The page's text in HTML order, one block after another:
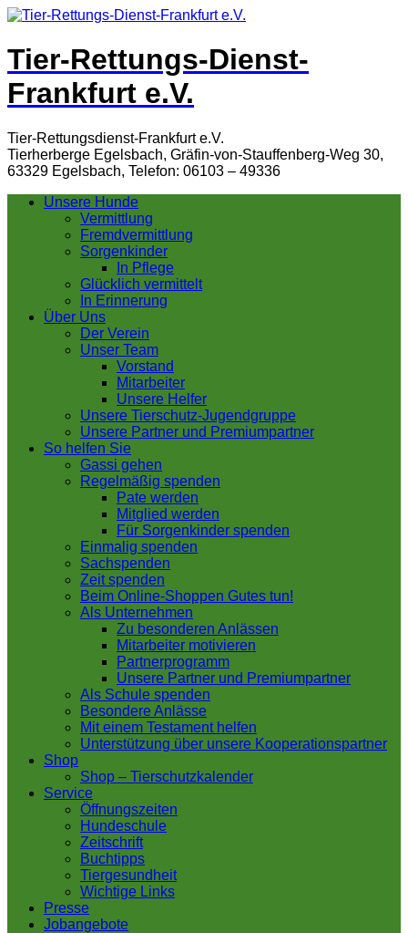
Tier-Rettungs-Dienst-
Frankfurt e.V.
Tier-Rettungsdienst-Frankfurt e.V.
Tierherberge Egelsbach, Gräfin-von-Stauffenberg-Weg 30,
63329 Egelsbach, Telefon: 06103 – 49336
Unsere Hunde
Vermittlung
Fremdvermittlung
Sorgenkinder
In Pflege
Glücklich vermittelt
In Erinnerung
Über Uns
Der Verein
Unser Team
Vorstand
Mitarbeiter
Unsere Helfer
Unsere Tierschutz-Jugendgruppe
Unsere Partner und Premiumpartner
So helfen Sie
Gassi gehen
Regelmäßig spenden
Pate werden
Mitglied werden
Für Sorgenkinder spenden
Einmalig spenden
Sachspenden
Zeit spenden
Beim Online-Shoppen Gutes tun!
Als Unternehmen
Zu besonderen Anlässen
Mitarbeiter motivieren
Partnerprogramm
Unsere Partner und Premiumpartner
Als Schule spenden
Besondere Anlässe
Mit einem Testament helfen
Unterstützung über unsere Kooperationspartner
Shop
Shop – Tierschutzkalender
Service
Öffnungszeiten
Hundeschule
Zeitschrift
Buchtipps
Tiergesundheit
Wichtige Links
Presse
Jobangebote